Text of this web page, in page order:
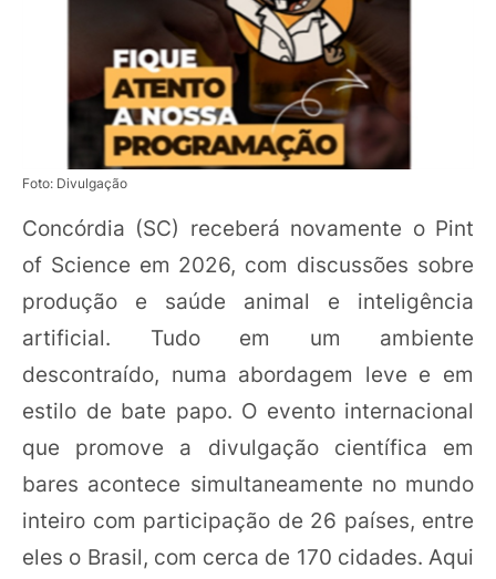
Foto: Divulgação
Concórdia (SC) receberá novamente o Pint
of Science em 2026, com discussões sobre
produção e saúde animal e inteligência
artificial. Tudo em um ambiente
descontraído, numa abordagem leve e em
estilo de bate papo. O evento internacional
que promove a divulgação científica em
bares acontece simultaneamente no mundo
inteiro com participação de 26 países, entre
eles o Brasil, com cerca de 170 cidades. Aqui